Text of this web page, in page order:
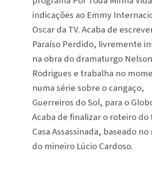
indicações ao Emmy
Oscar da TV. Acaba de
Paraíso Perdido, livremente
na obra do dramaturgo Nelson
Rodrigues e trabalha no
numa série sobre o cangaço,
Guerreiros do Sol, para o
Acaba de finalizar o roteiro do
Casa Assassinada, baseado
do mineiro Lúcio Cardoso.